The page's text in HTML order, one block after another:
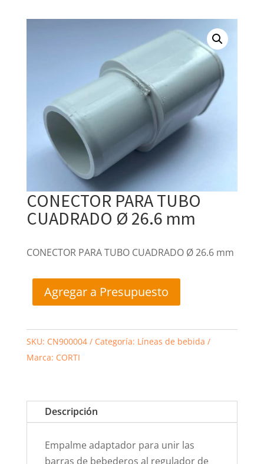
CONECTOR PARA TUBO
CUADRADO Ø 26.6 mm
CONECTOR PARA TUBO CUADRADO Ø 26.6 mm
Agregar a Presupuesto
SKU: CN900004 Categoría: Líneas de bebida
Marca: CORTI
Descripción
Empalme adaptador para unir las
barras de bebederos al regulador de